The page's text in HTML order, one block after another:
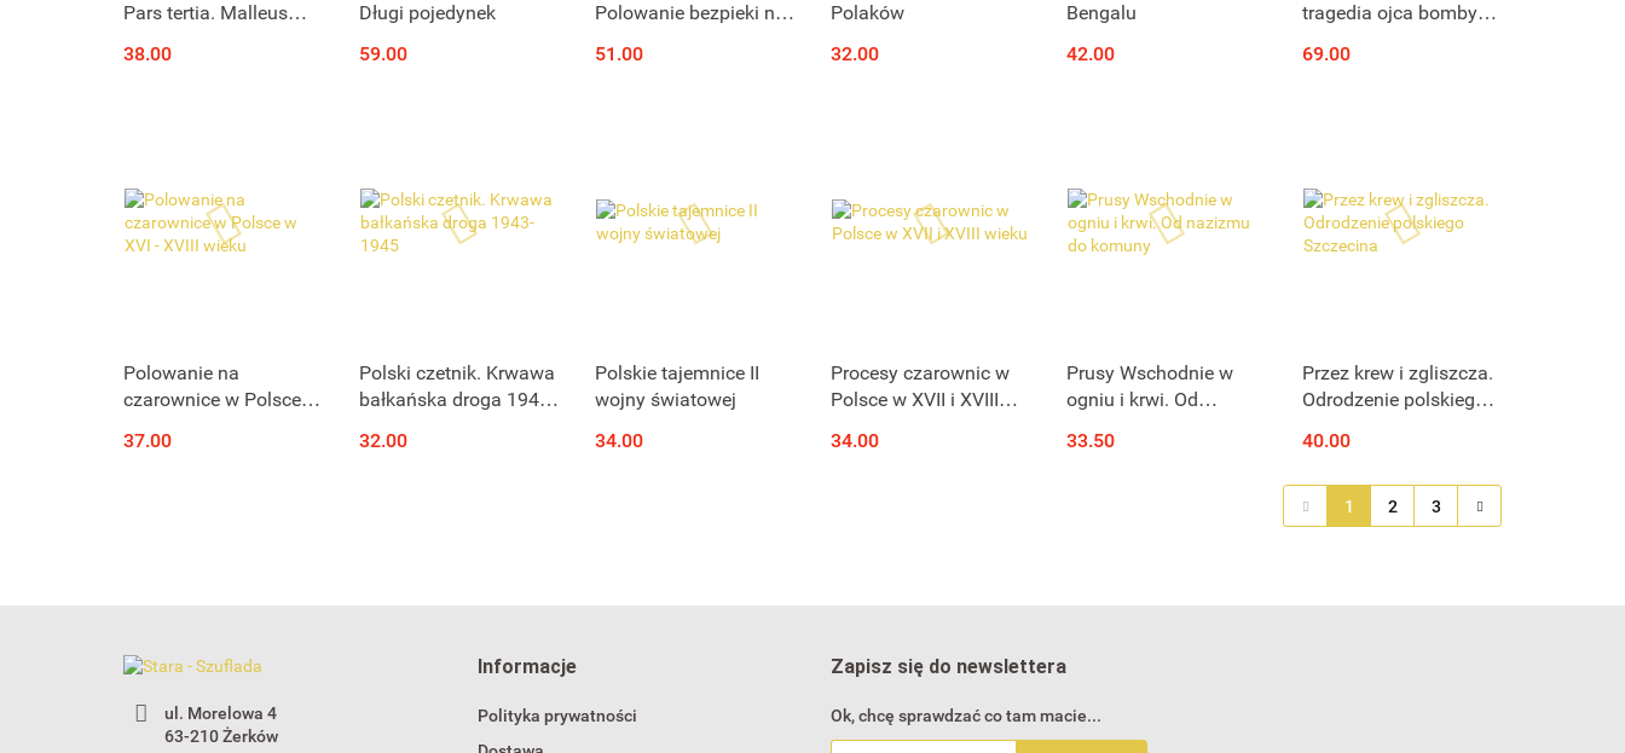
Pars tertia. Malleus
dotycząca
38.00
Długi pojedynek
59.00
Polowanie bezpieki na
51.00
Polaków
32.00
Bengalu
42.00
tragedia ojca bomby
69.00
Polowanie na
czarownice w Polsce w
37.00
Polski czetnik. Krwawa
bałkańska droga 1943-
32.00
Polskie tajemnice II
wojny światowej
34.00
Procesy czarownic w
Polsce w XVII i XVIII
34.00
Prusy Wschodnie w
ogniu i krwi. Od
33.50
Przez krew i zgliszcza.
Odrodzenie polskiego
40.00
1 2 3
ul. Morelowa 4
63-210 Żerków
Informacje
Polityka prywatności
Zapisz się do newslettera
Ok, chcę sprawdzać co tam macie...